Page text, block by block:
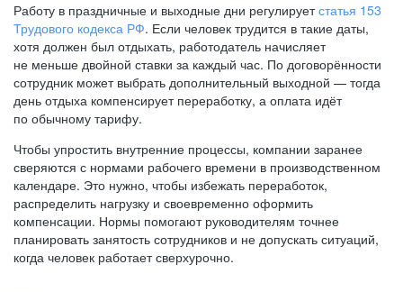
Работу в праздничные и выходные дни регулируетстатья 153
Трудового кодекса РФ. Если человек трудится в такие даты,
хотя должен был отдыхать, работодатель начисляет
не меньше двойной ставки за каждый час. По договорённости
сотрудник может выбрать дополнительный выходной — тогда
день отдыха компенсирует переработку, а оплата идёт
по обычному тарифу.
Чтобы упростить внутренние процессы, компании заранее
сверяются с нормами рабочего времени в производственном
календаре. Это нужно, чтобы избежать переработок,
распределить нагрузку и своевременно оформить
компенсации. Нормы помогают руководителям точнее
планировать занятость сотрудников и не допускать ситуаций,
когда человек работает сверхурочно.